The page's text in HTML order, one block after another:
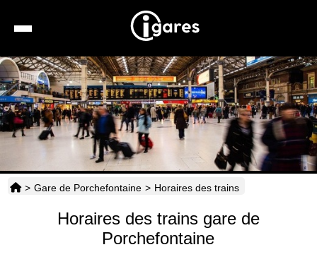
Recherche
Location de voiture
Hôtels
Horaires
> Gare de Porchefontaine > Horaires des trains
Horaires des trains gare de
Porchefontaine